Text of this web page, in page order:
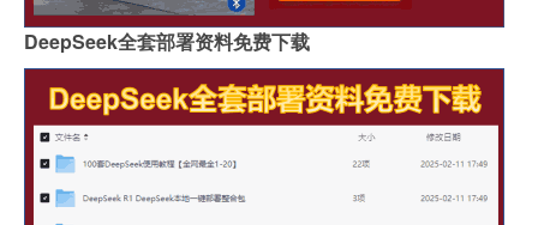
DeepSeek全套部署资料免费下载